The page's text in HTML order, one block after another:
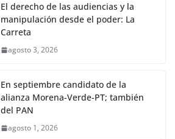
El derecho de las audiencias y la
manipulación desde el poder: La
Carreta
agosto 3, 2026
En septiembre candidato de la
alianza Morena-Verde-PT; también
del PAN
agosto 1, 2026